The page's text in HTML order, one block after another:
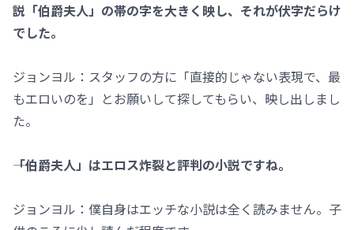
説「伯爵夫人」の帯の字を大きく映し、それが伏字だらけ
でした。
ジョンヨル：スタッフの方に「直接的じゃない表現で、最
もエロいのを」とお願いして探してもらい、映し出しまし
た。
――「伯爵夫人」はエロス炸裂と評判の小説ですね。
ジョンヨル：僕自身はエッチな小説は全く読みません。子